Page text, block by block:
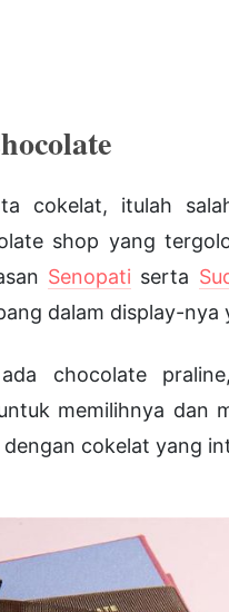
cokelat, itulah
shop yang
Senopati serta
dalam display-nya
ada chocolate
memilihnya dan
dengan cokelat yang